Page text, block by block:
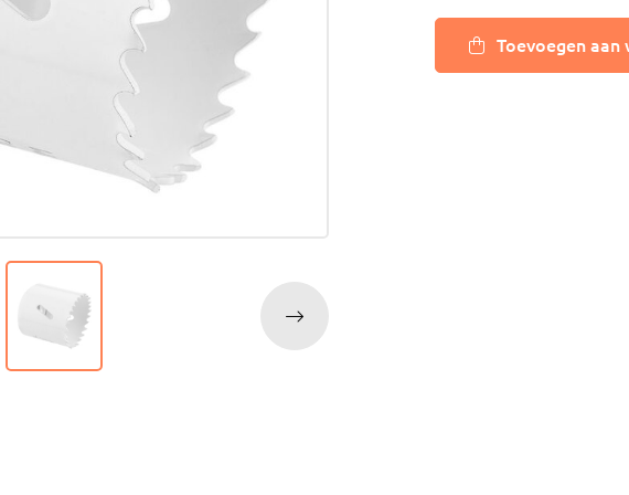
Tegellijm
Voegmiddel
Hollewand
Acrylaatkitten
Toebehoren Kit
Toevoegen aan